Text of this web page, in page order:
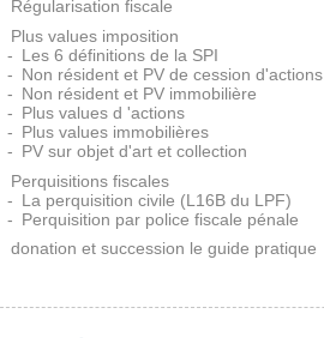
Régularisation fiscale
Plus values imposition
Les 6 définitions de la SPI
Non résident et PV de cession d'actions
Non résident et PV immobilière
Plus values d 'actions
Plus values immobilières
PV sur objet d'art et collection
Perquisitions fiscales
La perquisition civile (L16B du LPF)
Perquisition par police fiscale pénale
donation et succession le guide pratique